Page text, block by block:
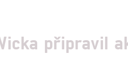
připravil